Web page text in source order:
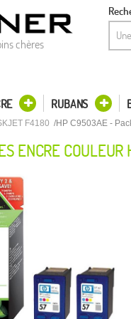
chères
RUBANS
F4180 HP C9503AE -
ENCRE